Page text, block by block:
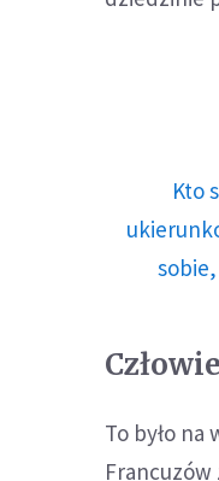
Kto
To było
Francuzów